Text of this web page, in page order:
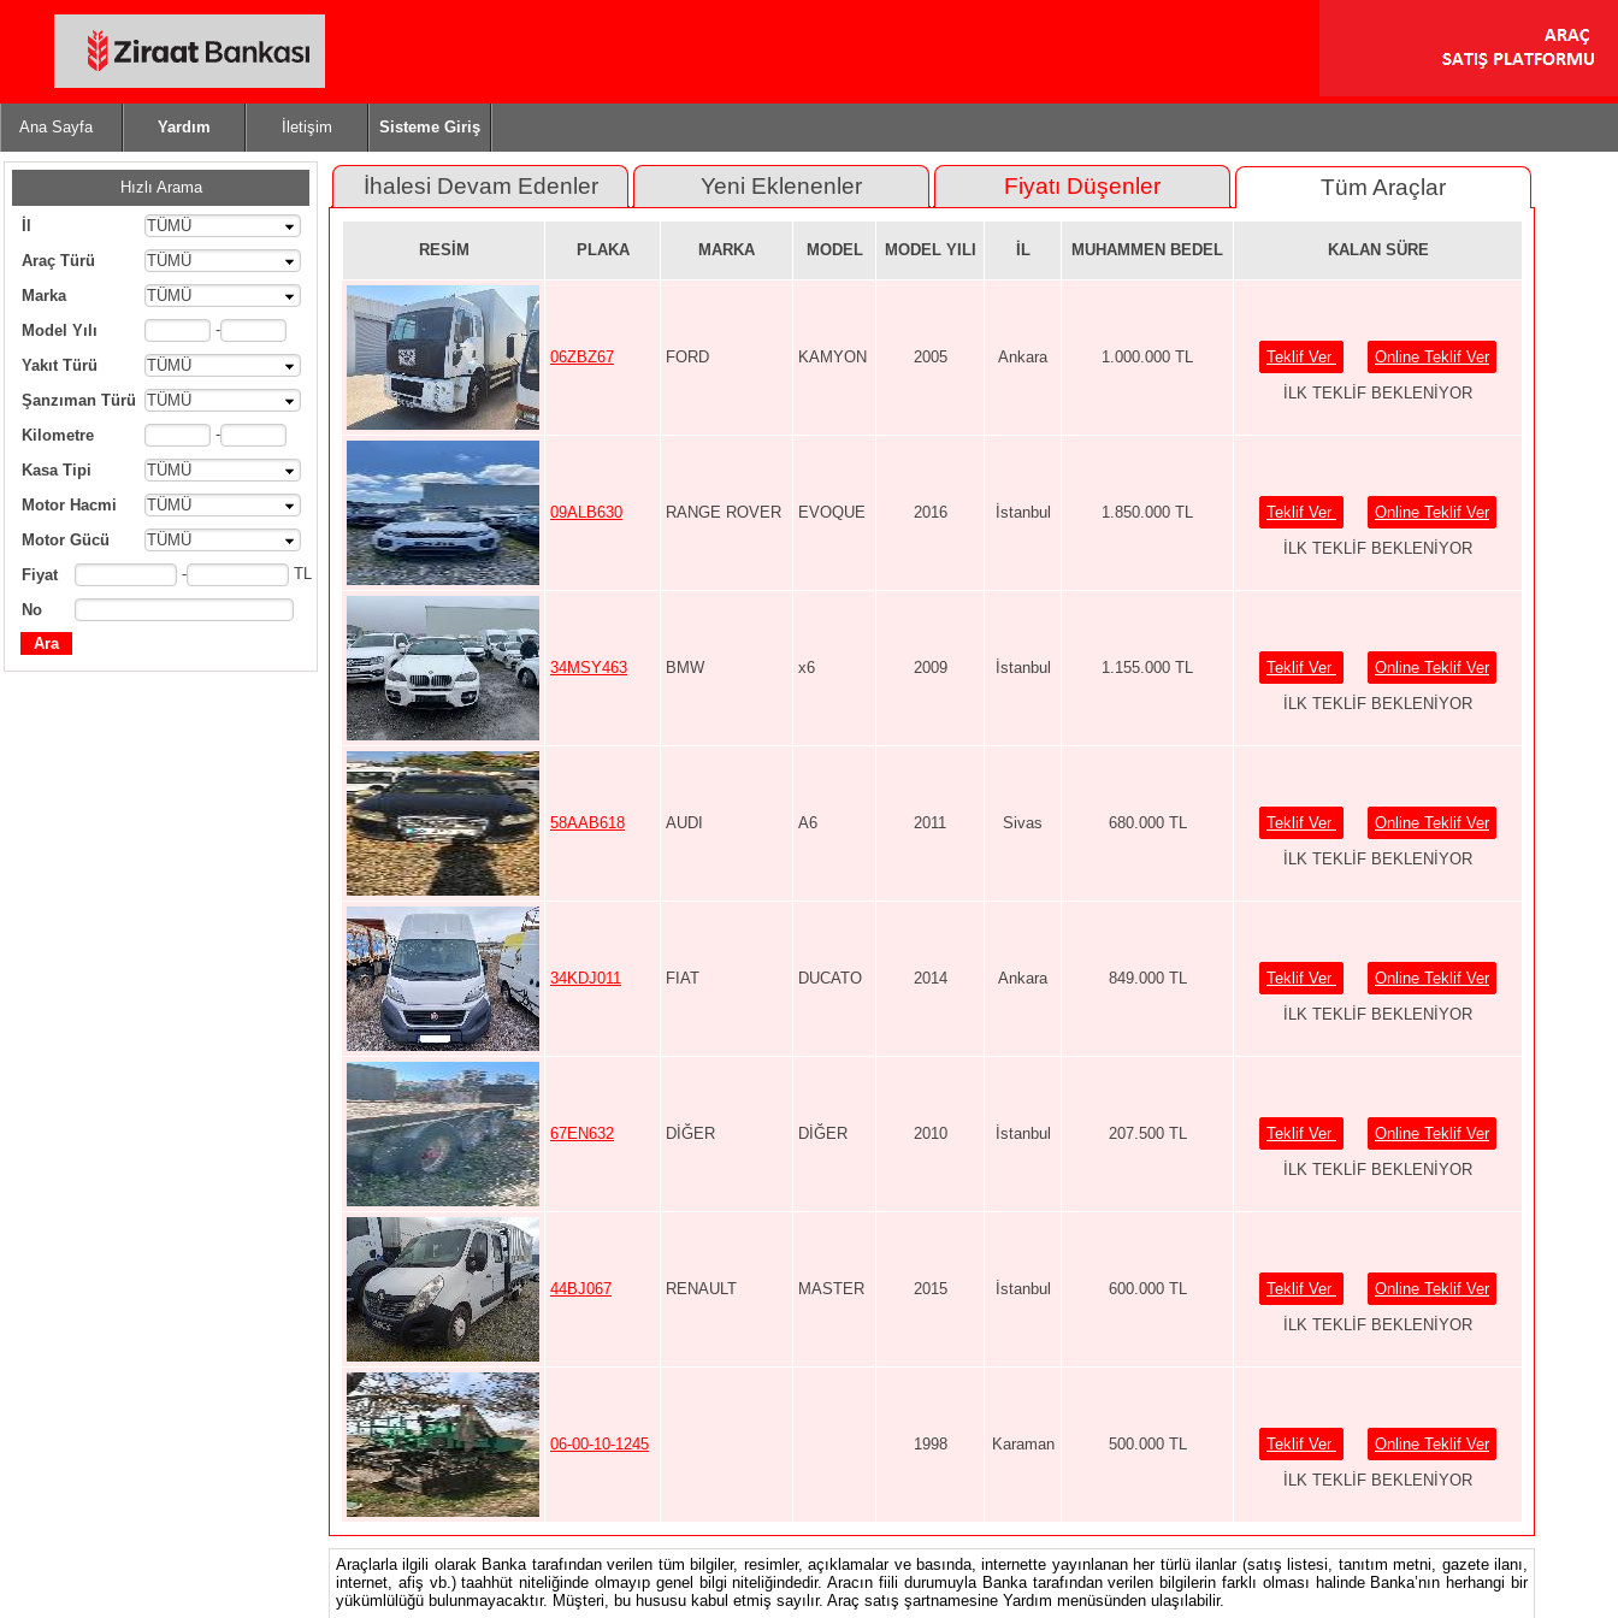
Ana Sayfa Yardım İletişim Sisteme Giriş
Hızlı Arama
TÜMÜ
Araç Türü
TÜMÜ
Marka
TÜMÜ
Model Yılı
-
Yakıt Türü
TÜMÜ
Şanzıman Türü
TÜMÜ
Kilometre
-
Kasa Tipi
TÜMÜ
Motor Hacmi
TÜMÜ
Motor Gücü
TÜMÜ
Fiyat
- TL
No
İhalesi Devam Edenler Yeni Eklenenler Fiyatı Düşenler Tüm Araçlar
RESİM PLAKA MARKA MODEL MODEL YILI İL MUHAMMEN BEDEL KALAN SÜRE
06ZBZ67 FORD KAMYON 2005 Ankara 1.000.000 TL Teklif Ver
Online Teklif Ver
İLK TEKLİF BEKLENİYOR
09ALB630 RANGE ROVER EVOQUE 2016 İstanbul 1.850.000 TL Teklif Ver
Online Teklif Ver
İLK TEKLİF BEKLENİYOR
34MSY463 BMW x6 2009 İstanbul 1.155.000 TL Teklif Ver
Online Teklif Ver
İLK TEKLİF BEKLENİYOR
58AAB618 AUDI A6 2011 Sivas 680.000 TL Teklif Ver
Online Teklif Ver
İLK TEKLİF BEKLENİYOR
34KDJ011 FIAT DUCATO 2014 Ankara 849.000 TL Teklif Ver
Online Teklif Ver
İLK TEKLİF BEKLENİYOR
67EN632 DİĞER DİĞER 2010 İstanbul 207.500 TL Teklif Ver
Online Teklif Ver
İLK TEKLİF BEKLENİYOR
44BJ067 RENAULT MASTER 2015 İstanbul 600.000 TL Teklif Ver
Online Teklif Ver
İLK TEKLİF BEKLENİYOR
06-00-10-1245 1998 Karaman 500.000 TL Teklif Ver
Online Teklif Ver
İLK TEKLİF BEKLENİYOR
Araçlarla ilgili olarak Banka tarafından verilen tüm bilgiler, resimler, açıklamalar ve basında, internette yayınlanan her türlü ilanlar (satış listesi, tanıtım metni, gazete ilanı,
internet, afiş vb.) taahhüt niteliğinde olmayıp genel bilgi niteliğindedir. Aracın fiili durumuyla Banka tarafından verilen bilgilerin farklı olması halinde Banka’nın herhangi bir
yükümlülüğü bulunmayacaktır. Müşteri, bu hususu kabul etmiş sayılır. Araç satış şartnamesine Yardım menüsünden ulaşılabilir.